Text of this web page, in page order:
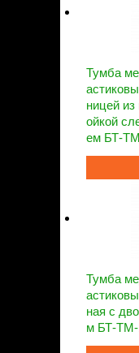
Тумба
ницей
ойкой
ем БТ-
Тумба
ная с
м БТ-ТМ-